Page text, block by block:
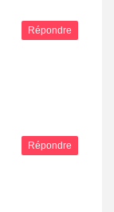
Répondre
Répondre